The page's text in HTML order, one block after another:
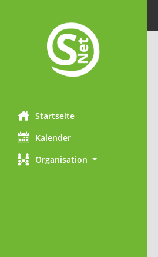
Startseite
Kalender
Organisation